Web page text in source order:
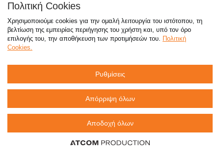
800 117 7777 (μόνο από σταθερό, χωρίς χρέωση),
214 100 9999 (αστική χρέωση)
©2026 Όροι Χρήσης Πολιτική Απορρήτου
Πολιτική Cookies CCTV
Πολιτική Cookies
Χρησιμοποιούμε cookies για την ομαλή λειτουργία του ιστότοπου, τη
βελτίωση της εμπειρίας περιήγησης του χρήστη και, υπό τον όρο
επιλογής του, την αποθήκευση των προτιμήσεών του. Πολιτική
Cookies.
Ρυθμίσεις
Απόρριψη όλων
Αποδοχή όλων